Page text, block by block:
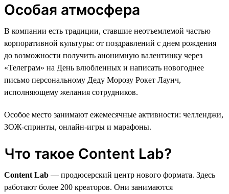
Особая атмосфера
В компании есть традиции, ставшие неотъемлемой частью
корпоративной культуры: от поздравлений с днем рождения
до возможности получить анонимную валентинку через
«Телеграм» на День влюбленных и написать новогоднее
письмо персональному Деду Морозу Рокет Лаунч,
исполняющему желания сотрудников.
Особое место занимают ежемесячные активности: челленджи,
ЗОЖ-спринты, онлайн-игры и марафоны.
Что такое Content Lab?
Content Lab — продюсерский центр нового формата. Здесь
работают более 200 креаторов. Они занимаются